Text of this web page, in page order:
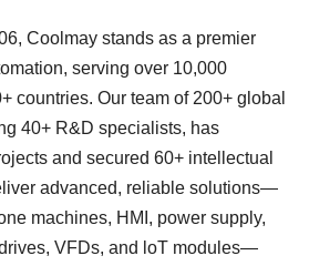
6, Coolmay stands as a premier
serving over 10,000
+ countries. Our team of200+ global
40+ R&D specialists, has
and secured 60+ intellectual
advanced, reliable solutions—
machines, HMI, power supply,
VFDs, and loT modules—